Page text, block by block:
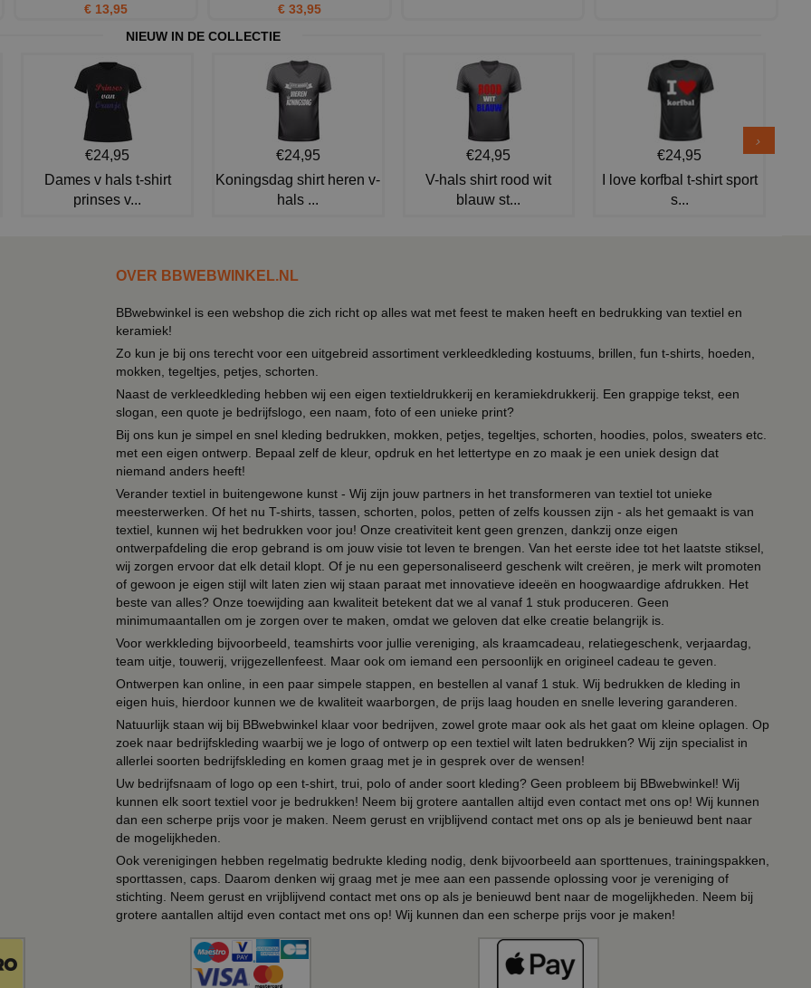
€ 13,95
€ 33,95
NIEUW IN DE COLLECTIE
€24,95
Dames v hals t-shirt
prinses v...
€24,95
Koningsdag shirt heren v-
hals ...
€24,95
V-hals shirt rood wit
blauw st...
€24,95
I love korfbal t-shirt sport
s...
OVER BBWEBWINKEL.NL
BBwebwinkel is een webshop die zich richt op alles wat met feest te maken heeft en bedrukking van textiel en
keramiek!
Zo kun je bij ons terecht voor een uitgebreid assortiment verkleedkleding kostuums, brillen, fun t-shirts, hoeden,
mokken, tegeltjes, petjes, schorten.
Naast de verkleedkleding hebben wij een eigen textieldrukkerij en keramiekdrukkerij. Een grappige tekst, een
slogan, een quote je bedrijfslogo, een naam, foto of een unieke print?
Bij ons kun je simpel en snel kleding bedrukken, mokken, petjes, tegeltjes, schorten, hoodies, polos, sweaters etc.
met een eigen ontwerp. Bepaal zelf de kleur, opdruk en het lettertype en zo maak je een uniek design dat
niemand anders heeft!
Verander textiel in buitengewone kunst - Wij zijn jouw partners in het transformeren van textiel tot unieke
meesterwerken. Of het nu T-shirts, tassen, schorten, polos, petten of zelfs koussen zijn - als het gemaakt is van
textiel, kunnen wij het bedrukken voor jou! Onze creativiteit kent geen grenzen, dankzij onze eigen
ontwerpafdeling die erop gebrand is om jouw visie tot leven te brengen. Van het eerste idee tot het laatste stiksel,
wij zorgen ervoor dat elk detail klopt. Of je nu een gepersonaliseerd geschenk wilt creëren, je merk wilt promoten
of gewoon je eigen stijl wilt laten zien wij staan paraat met innovatieve ideeën en hoogwaardige afdrukken. Het
beste van alles? Onze toewijding aan kwaliteit betekent dat we al vanaf 1 stuk produceren. Geen
minimumaantallen om je zorgen over te maken, omdat we geloven dat elke creatie belangrijk is.
Voor werkkleding bijvoorbeeld, teamshirts voor jullie vereniging, als kraamcadeau, relatiegeschenk, verjaardag,
team uitje, touwerij, vrijgezellenfeest. Maar ook om iemand een persoonlijk en origineel cadeau te geven.
Ontwerpen kan online, in een paar simpele stappen, en bestellen al vanaf 1 stuk. Wij bedrukken de kleding in
eigen huis, hierdoor kunnen we de kwaliteit waarborgen, de prijs laag houden en snelle levering garanderen.
Natuurlijk staan wij bij BBwebwinkel klaar voor bedrijven, zowel grote maar ook als het gaat om kleine oplagen. Op
zoek naar bedrijfskleding waarbij we je logo of ontwerp op een textiel wilt laten bedrukken? Wij zijn specialist in
allerlei soorten bedrijfskleding en komen graag met je in gesprek over de wensen!
Uw bedrijfsnaam of logo op een t-shirt, trui, polo of ander soort kleding? Geen probleem bij BBwebwinkel! Wij
kunnen elk soort textiel voor je bedrukken! Neem bij grotere aantallen altijd even contact met ons op! Wij kunnen
dan een scherpe prijs voor je maken. Neem gerust en vrijblijvend contact met ons op als je benieuwd bent naar
de mogelijkheden.
Ook verenigingen hebben regelmatig bedrukte kleding nodig, denk bijvoorbeeld aan sporttenues, trainingspakken,
sporttassen, caps. Daarom denken wij graag met je mee aan een passende oplossing voor je vereniging of
stichting. Neem gerust en vrijblijvend contact met ons op als je benieuwd bent naar de mogelijkheden. Neem bij
grotere aantallen altijd even contact met ons op! Wij kunnen dan een scherpe prijs voor je maken!